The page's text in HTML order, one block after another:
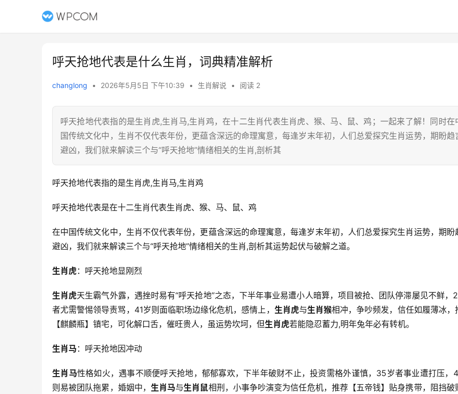
呼天抢地代表是什么生肖，词典精准解析
changlong • 2026年5月5日 下午10:39 • 生肖解说 • 阅读 2
呼天抢地代表指的是生肖虎,生肖马,生肖鸡，在十二生肖代表生肖虎、猴、马、鼠、鸡；一起来了解！同时在
国传统文化中，生肖不仅代表年份，更蕴含深远的命理寓意，每逢岁末年初，人们总爱探究生肖运势，期盼趋
避凶，我们就来解读三个与“呼天抢地”情绪相关的生肖,剖析其
呼天抢地代表指的是生肖虎,生肖马,生肖鸡
呼天抢地代表是在十二生肖代表生肖虎、猴、马、鼠、鸡
在中国传统文化中，生肖不仅代表年份，更蕴含深远的命理寓意，每逢岁末年初，人们总爱探究生肖运势，期盼
避凶，我们就来解读三个与“呼天抢地”情绪相关的生肖,剖析其运势起伏与破解之道。
生肖虎：呼天抢地显刚烈
生肖虎天生霸气外露，遇挫时易有“呼天抢地”之态，下半年事业易遭小人暗算，项目被抢、团队停滞屡见不鲜，
者尤需警惕领导责骂，41岁则面临职场边缘化危机，感情上， 生肖虎与生肖猴相冲，争吵频发，信任如履薄冰，
【麒麟瓶】镇宅，可化解口舌，催旺贵人，虽运势坎坷，但生肖虎若能隐忍蓄力,明年兔年必有转机。
生肖马 ：呼天抢地因冲动
生肖马性格如火，遇事不顺便呼天抢地，郁郁寡欢，下半年破财不止，投资需格外谨慎，35岁者事业遭打压，
则易被团队拖累，婚姻中， 生肖马与生肖鼠相刑，小事争吵演变为信任危机，推荐【五帝钱】贴身携带，阻挡破